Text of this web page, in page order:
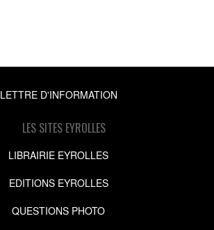
LETTRE D'INFORMATION
LES SITES EYROLLES
LIBRAIRIE EYROLLES
EDITIONS EYROLLES
QUESTIONS PHOTO